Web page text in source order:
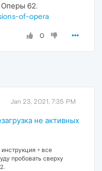
Оперы 62.
of-opera
0
Jan 23, 2021, 7:35 PM
не активных
+ все
пробовать сверху